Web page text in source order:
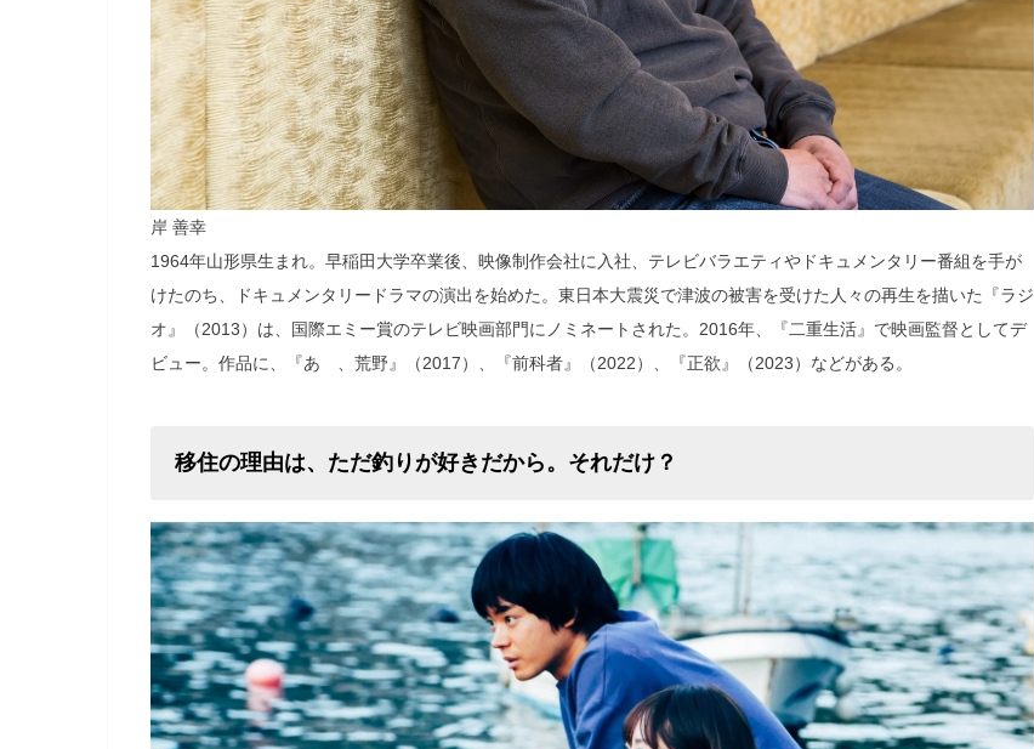
岸 善幸
1964年山形県生まれ。早稲田大学卒業後、映像制作会社に入社、テレビバラエティやドキュメンタリー番組を手が
けたのち、ドキュメンタリードラマの演出を始めた。東日本大震災で津波の被害を受けた人々の再生を描いた『ラジ
オ』（2013）は、国際エミー賞のテレビ映画部門にノミネートされた。2016年、『二重生活』で映画監督としてデ
ビュー。作品に、『あゝ、荒野』（2017）、『前科者』（2022）、『正欲』（2023）などがある。
移住の理由は、ただ釣りが好きだから。それだけ？